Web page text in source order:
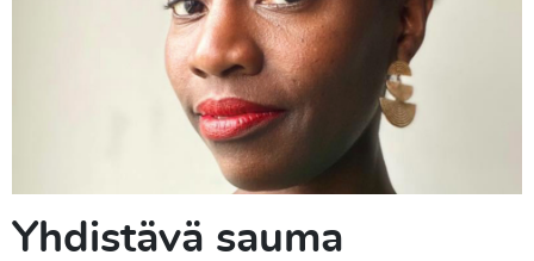
Yhdistävä sauma